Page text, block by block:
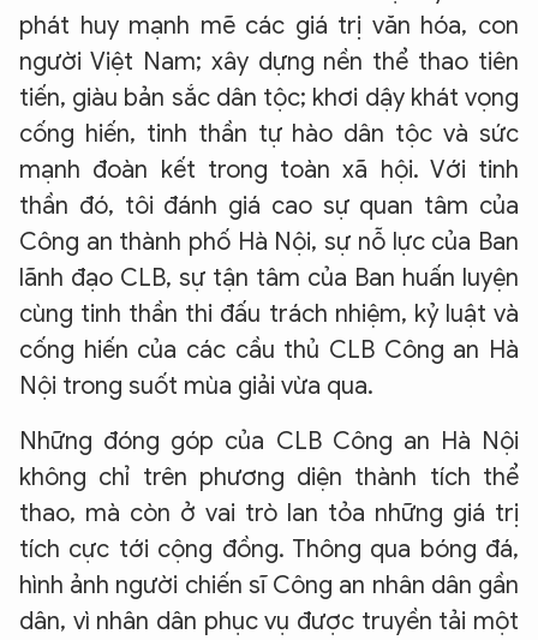
phát huy mạnh mẽ các giá trị văn hóa, con
người Việt Nam; xây dựng nền thể thao tiên
tiến, giàu bản sắc dân tộc; khơi dậy khát vọng
cống hiến, tinh thần tự hào dân tộc và sức
mạnh đoàn kết trong toàn xã hội. Với tinh
thần đó, tôi đánh giá cao sự quan tâm của
Công an thành phố Hà Nội, sự nỗ lực của Ban
lãnh đạo CLB, sự tận tâm của Ban huấn luyện
cùng tinh thần thi đấu trách nhiệm, kỷ luật và
cống hiến của các cầu thủ CLB Công an Hà
Nội trong suốt mùa giải vừa qua.
Những đóng góp của CLB Công an Hà Nội
không chỉ trên phương diện thành tích thể
thao, mà còn ở vai trò lan tỏa những giá trị
tích cực tới cộng đồng. Thông qua bóng đá,
hình ảnh người chiến sĩ Công an nhân dân gần
dân, vì nhân dân phục vụ được truyền tải một